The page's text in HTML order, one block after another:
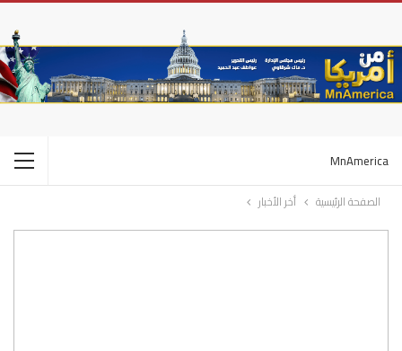
MnAmerica
الصفحة الرئيسية أخر الأخبار